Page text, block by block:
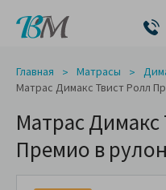
Главная Матрасы
Матрас Димакс Твист Ролл
Матрас Димакс
Премио в